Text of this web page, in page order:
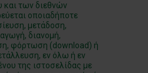
και των διεθνών
οποιαδήποτε
μετάδοση,
διανομή,
φόρτωση (download) ή
εν όλω ή εν
της ιστοσελίδας με